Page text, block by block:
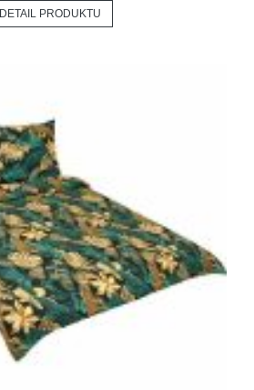
DETAIL PRODUKTU